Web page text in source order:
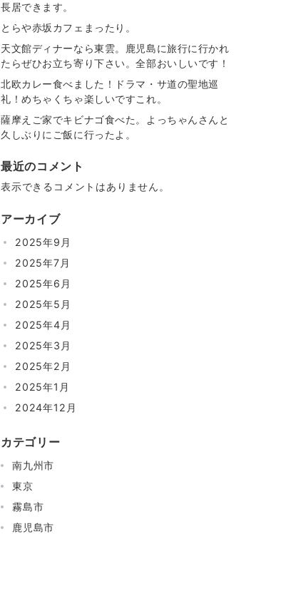
長居できます。
とらや赤坂カフェまったり。
天文館ディナーなら東雲。鹿児島に旅行に行かれ
たらぜひお立ち寄り下さい。全部おいしいです！
北欧カレー食べました！ドラマ・サ道の聖地巡
礼！めちゃくちゃ楽しいですこれ。
薩摩えご家でキビナゴ食べた。よっちゃんさんと
久しぶりにご飯に行ったよ。
最近のコメント
表示できるコメントはありません。
アーカイブ
2025年9月
2025年7月
2025年6月
2025年5月
2025年4月
2025年3月
2025年2月
2025年1月
2024年12月
カテゴリー
南九州市
東京
霧島市
鹿児島市